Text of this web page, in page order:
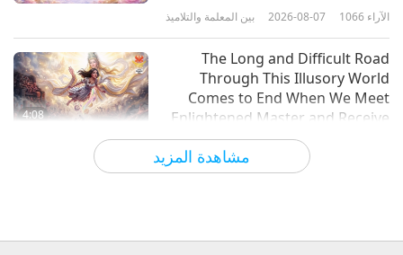
الجاك فروت وسكر النخيل، وكويه دادار
غولونغ النباتية الصرفة (الفطائر
الملفوفة)
مشاهدة المزيد
بين المعلمة والتلاميذ 2026-08-07 1066 الآراء
4:08
The Long and Difficult Road
Through This Illusory World
Comes to End When We Meet
Enlightened Master and Receive
أخبار جديرة بالاهتمام 2026-08-06
35:06